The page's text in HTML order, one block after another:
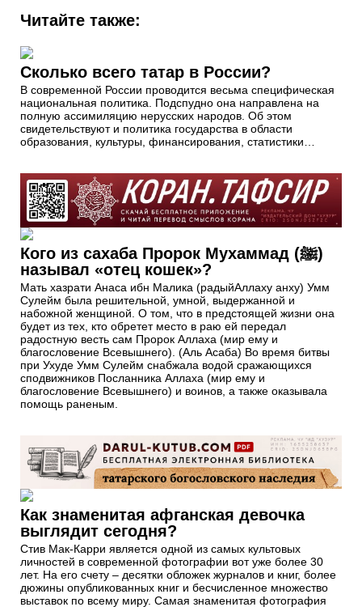
Читайте также:
Сколько всего татар в России?
В современной России проводится весьма специфическая
национальная политика. Подспудно она направлена на
полную ассимиляцию нерусских народов. Об этом
свидетельствуют и политика государства в области
образования, культуры, финансирования, статистики…
Кого из сахаба Пророк Мухаммад (ﷺ)
называл «отец кошек»?
Мать хазрати Анаса ибн Малика (радыйАллаху анху) Умм
Сулейм была решительной, умной, выдержанной и
набожной женщиной. О том, что в предстоящей жизни она
будет из тех, кто обретет место в раю ей передал
радостную весть сам Пророк Аллаха (мир ему и
благословение Всевышнего). (Аль Асаба) Во время битвы
при Ухуде Умм Сулейм снабжала водой сражающихся
сподвижников Посланника Аллаха (мир ему и
благословение Всевышнего) и воинов, а также оказывала
помощь раненым.
Как знаменитая афганская девочка
выглядит сегодня?
Стив Мак-Карри является одной из самых культовых
личностей в современной фотографии вот уже более 30
лет. На его счету – десятки обложек журналов и книг, более
дюжины опубликованных книг и бесчисленное множество
выставок по всему миру. Самая знаменитая фотография